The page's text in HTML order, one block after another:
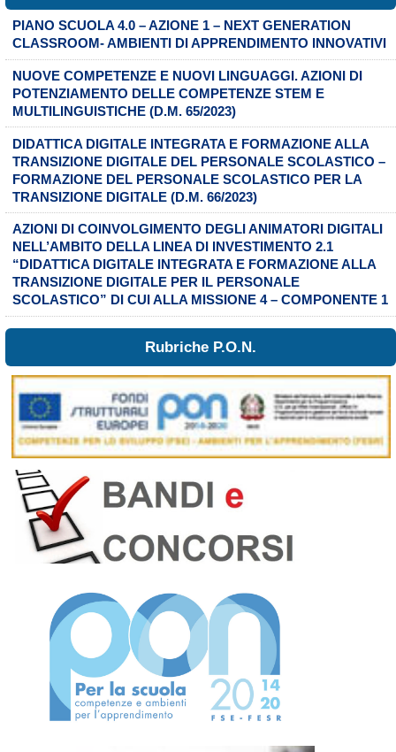
PIANO SCUOLA 4.0 – AZIONE 1 – NEXT GENERATION
CLASSROOM- AMBIENTI DI APPRENDIMENTO INNOVATIVI
NUOVE COMPETENZE E NUOVI LINGUAGGI. AZIONI DI
POTENZIAMENTO DELLE COMPETENZE STEM E
MULTILINGUISTICHE (D.M. 65/2023)
DIDATTICA DIGITALE INTEGRATA E FORMAZIONE ALLA
TRANSIZIONE DIGITALE DEL PERSONALE SCOLASTICO –
FORMAZIONE DEL PERSONALE SCOLASTICO PER LA
TRANSIZIONE DIGITALE (D.M. 66/2023)
AZIONI DI COINVOLGIMENTO DEGLI ANIMATORI DIGITALI
NELL’AMBITO DELLA LINEA DI INVESTIMENTO 2.1
“DIDATTICA DIGITALE INTEGRATA E FORMAZIONE ALLA
TRANSIZIONE DIGITALE PER IL PERSONALE
SCOLASTICO” DI CUI ALLA MISSIONE 4 – COMPONENTE 1
Rubriche P.O.N.